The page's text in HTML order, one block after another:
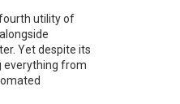
utility of
Yet despite its
everything from